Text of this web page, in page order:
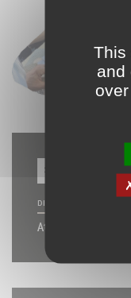
This
and
Atelier
DISTRACTIONS ET
19 septembre 2026